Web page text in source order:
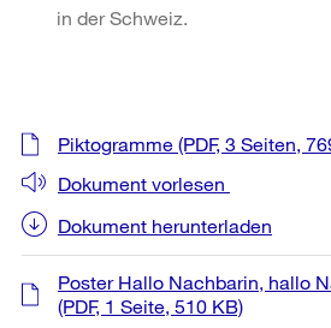
in der Schweiz.
Weitere
Informationen
Piktogramme (PDF, 3 Seiten,
Dokument vorlesen
Dokument herunterladen
Poster Hallo Nachbarin, hallo
(PDF, 1 Seite, 510 KB)